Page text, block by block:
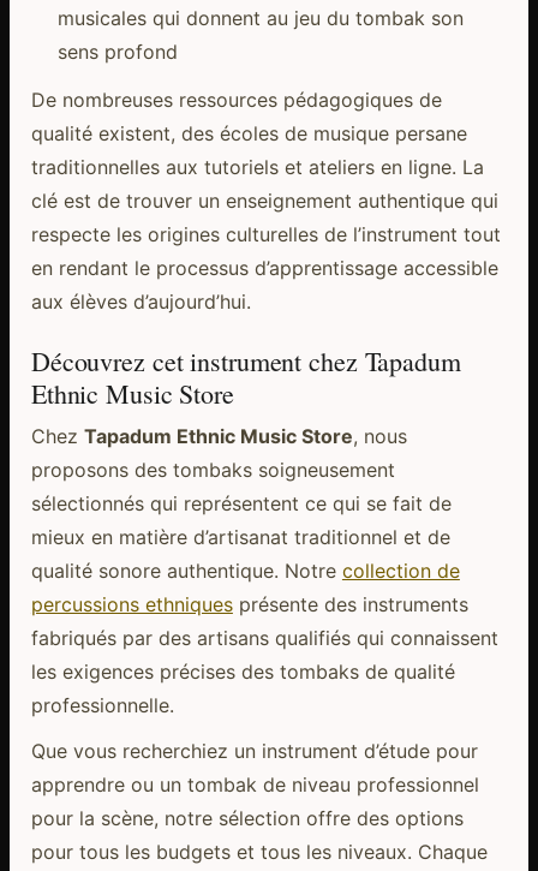
musicales qui donnent au jeu du tombak son
sens profond
De nombreuses ressources pédagogiques de
qualité existent, des écoles de musique persane
traditionnelles aux tutoriels et ateliers en ligne. La
clé est de trouver un enseignement authentique qui
respecte les origines culturelles de l’instrument tout
en rendant le processus d’apprentissage accessible
aux élèves d’aujourd’hui.
Découvrez cet instrument chez Tapadum
Ethnic Music Store
Chez Tapadum Ethnic Music Store, nous
proposons des tombaks soigneusement
sélectionnés qui représentent ce qui se fait de
mieux en matière d’artisanat traditionnel et de
qualité sonore authentique. Notre collection de
percussions ethniquesprésente des instruments
fabriqués par des artisans qualifiés qui connaissent
les exigences précises des tombaks de qualité
professionnelle.
Que vous recherchiez un instrument d’étude pour
apprendre ou un tombak de niveau professionnel
pour la scène, notre sélection offre des options
pour tous les budgets et tous les niveaux. Chaque